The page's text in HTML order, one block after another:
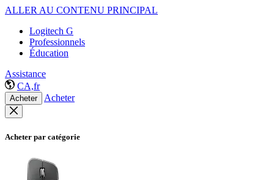
ALLER AU CONTENU PRINCIPAL
Logitech G
Professionnels
Éducation
Assistance
CA,fr
Acheter Acheter
Acheter par catégorie